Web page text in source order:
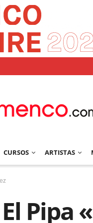
CURSOS ARTISTAS
Pipa